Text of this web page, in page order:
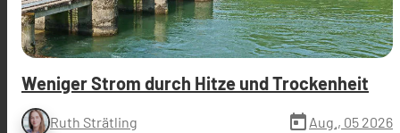
Weniger Strom durch Hitze und Trockenheit
Ruth Strätling today Aug., 05 2026